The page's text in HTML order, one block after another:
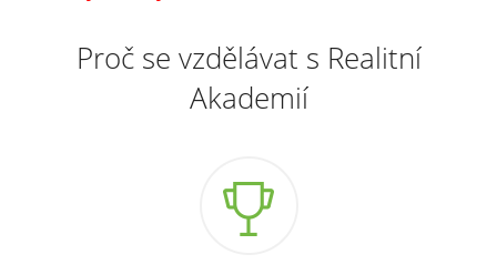
Proč se vzdělávat s Realitní
Akademií